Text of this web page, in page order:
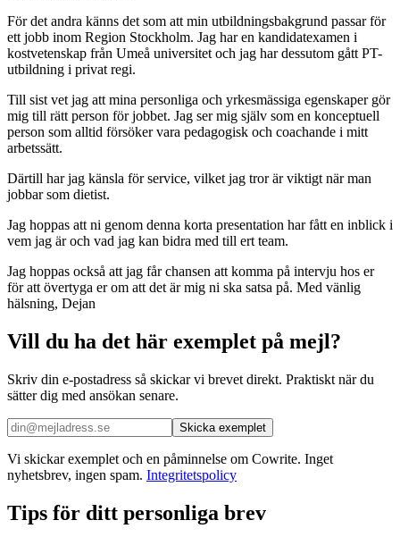
För det andra känns det som att min utbildningsbakgrund passar för
ett jobb inom Region Stockholm. Jag har en kandidatexamen i
kostvetenskap från Umeå universitet och jag har dessutom gått PT-
utbildning i privat regi.
Till sist vet jag att mina personliga och yrkesmässiga egenskaper gör
mig till rätt person för jobbet. Jag ser mig själv som en konceptuell
person som alltid försöker vara pedagogisk och coachande i mitt
arbetssätt.
Därtill har jag känsla för service, vilket jag tror är viktigt när man
jobbar som dietist.
Jag hoppas att ni genom denna korta presentation har fått en inblick i
vem jag är och vad jag kan bidra med till ert team.
Jag hoppas också att jag får chansen att komma på intervju hos er
för att övertyga er om att det är mig ni ska satsa på. Med vänlig
hälsning, Dejan
Vill du ha det här exemplet på mejl?
Skriv din e-postadress så skickar vi brevet direkt. Praktiskt när du
sätter dig med ansökan senare.
Skicka exemplet
Vi skickar exemplet och en påminnelse om Cowrite. Inget
nyhetsbrev, ingen spam. Integritetspolicy
Tips för ditt personliga brev